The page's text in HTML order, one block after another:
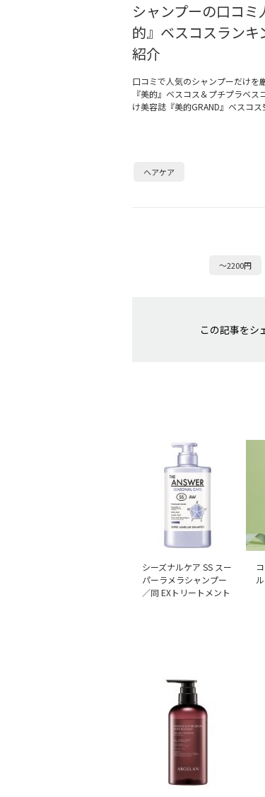
シャンプーの口コ
的』ベスコスランキ
紹介
口コミで人気のシャンプーだけを
『美的』ベスコス＆プチプラベ
け美容誌『美的GRAND』ベスコ
ヘアケア
～2200円
この記事をシ
シーズナルケア SS スー
パーラメラシャンプー
／同 EXトリートメント